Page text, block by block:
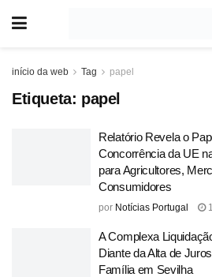
início da web Tag papel
Etiqueta: papel
Relatório Revela o
Concorrência da UE
para Agricultores,
Consumidores
por Notícias Portugal
A Complexa
Diante da Alta de
Família em Sevilha